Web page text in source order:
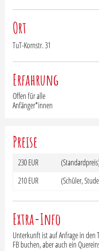
Ort
TuT-Kornstr. 31
Erfahrung
Offen für alle
Anfänger*innen
Preise
230 EUR
210 EUR
(Schüler,
Extra-Info
Unterkunft ist auf Anfrage in den
FB buchen, aber auch ein